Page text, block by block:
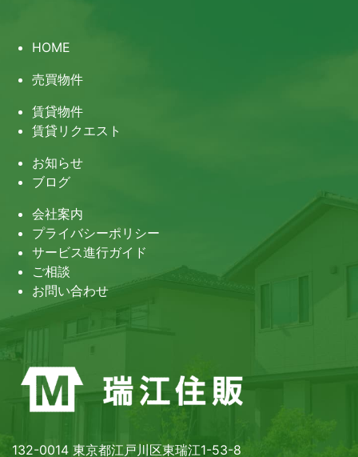
HOME
売買物件
賃貸物件
賃貸リクエスト
お知らせ
ブログ
会社案内
プライバシーポリシー
サービス進行ガイド
ご相談
お問い合わせ
132-0014 東京都江戸川区東瑞江1-53-8